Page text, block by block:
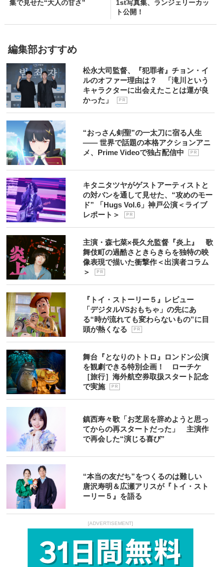
集で見せた“大人の甘さ”
1st写真集、ランジェリーカッ
ト公開！
編集部おすすめ
松永大司監督、『犯罪者』チョン・イ
ルのオファー理由は？ 「滝川という
キャラクターに出会えたことは運が良
かった」
P R
“おっさん剣聖”の一太刀に宿る人生
―― 世界で話題の本格アクションアニ
メ、Prime Videoで独占配信中
P R
キタニタツヤがゲストアーティストと
の対バンを通して見せた、“攻めのモー
ド” 「Hugs Vol.6」神戸公演＜ライブ
レポート＞
P R
主演・森七菜×長久允監督『炎上』 歌
舞伎町の過酷さときらきらを独特の映
像表現で描いた衝撃作＜出演者コラム
＞
P R
『トイ・ストーリー５』レビュー
「デジタルVSおもちゃ」の先にあ
る“時が流れても変わらないもの”に目
頭が熱くなる
P R
舞台『となりのトトロ』ロンドン公演
を観劇できる特別企画！ ローチケ
［旅行］海外航空券取扱スタート記念
で実施
P R
鎮西寿々歌「お芝居を辞めようと思っ
てからの再スタートだった」 主演作
で再会した“演じる喜び”
“本当の友だち”をつくるのは難しい
唐沢寿明＆広瀬アリスが『トイ・スト
ーリー５』を語る
[ADVERTISEMENT]